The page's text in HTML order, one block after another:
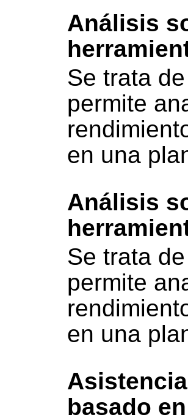
Análisis
Se trata
permite
en una
Análisis
Se trata
permite
en una
basado